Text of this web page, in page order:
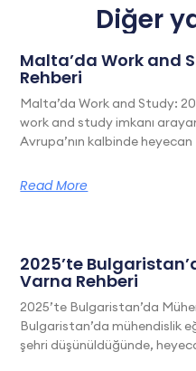
Diğer
Malta’da Work and
Rehberi
Malta’da Work and Study:
work and study imkanı
Avrupa’nın kalbinde heyecan
Read More
2025’te
Varna Rehberi
2025’te Bulgaristan’da
Bulgaristan’da mühendislik
şehri düşünüldüğünde,